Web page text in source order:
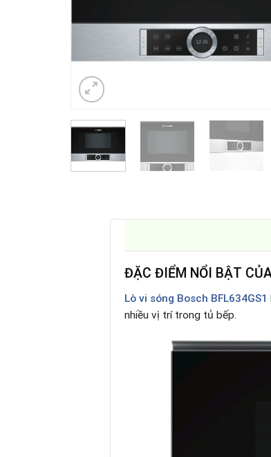
ĐẶC ĐIỂM NỔI BẬT
Lò vi sóng Bosch BFL634GS1
nhiều vị trí trong tủ bếp.